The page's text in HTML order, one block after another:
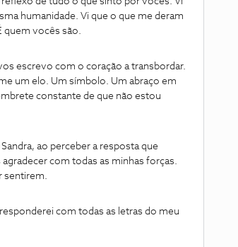
humanidade. Vi que o que me deram
quem vocês são.
escrevo com o coração a transbordar.
um elo. Um símbolo. Um abraço em
constante de que não estou
ao perceber a resposta que
com todas as minhas forças.
sentirem.
com todas as letras do meu